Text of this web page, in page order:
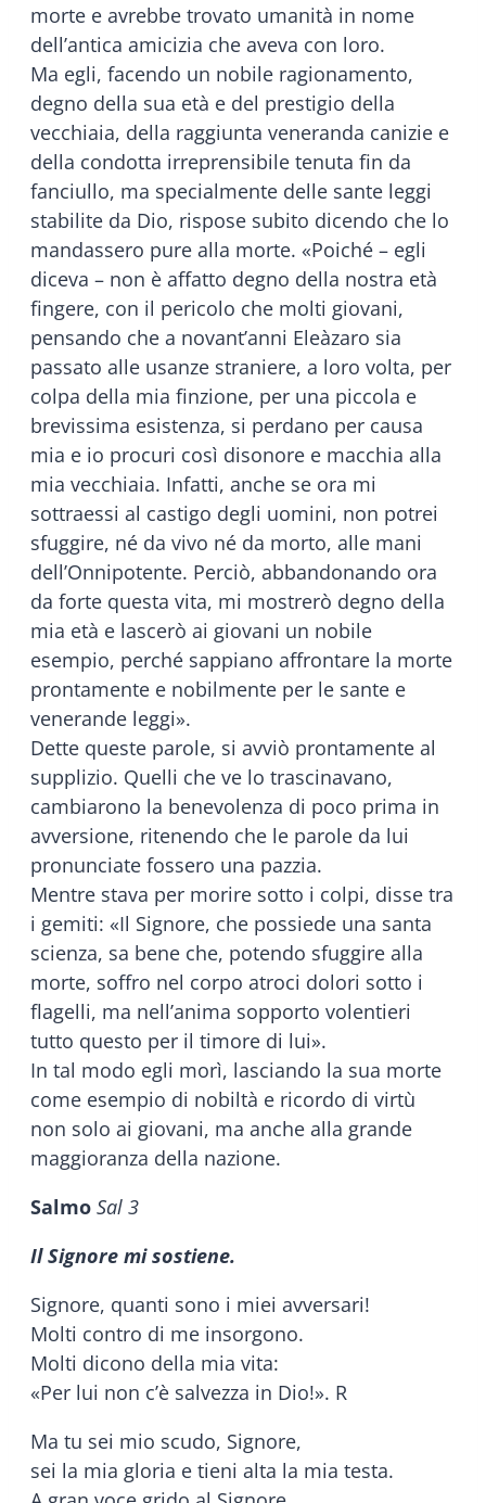
morte e avrebbe trovato umanità in nome
dell’antica amicizia che aveva con loro.
Ma egli, facendo un nobile ragionamento,
degno della sua età e del prestigio della
vecchiaia, della raggiunta veneranda canizie e
della condotta irreprensibile tenuta fin da
fanciullo, ma specialmente delle sante leggi
stabilite da Dio, rispose subito dicendo che lo
mandassero pure alla morte. «Poiché – egli
diceva – non è affatto degno della nostra età
fingere, con il pericolo che molti giovani,
pensando che a novant’anni Eleàzaro sia
passato alle usanze straniere, a loro volta, per
colpa della mia finzione, per una piccola e
brevissima esistenza, si perdano per causa
mia e io procuri così disonore e macchia alla
mia vecchiaia. Infatti, anche se ora mi
sottraessi al castigo degli uomini, non potrei
sfuggire, né da vivo né da morto, alle mani
dell’Onnipotente. Perciò, abbandonando ora
da forte questa vita, mi mostrerò degno della
mia età e lascerò ai giovani un nobile
esempio, perché sappiano affrontare la morte
prontamente e nobilmente per le sante e
venerande leggi».
Dette queste parole, si avviò prontamente al
supplizio. Quelli che ve lo trascinavano,
cambiarono la benevolenza di poco prima in
avversione, ritenendo che le parole da lui
pronunciate fossero una pazzia.
Mentre stava per morire sotto i colpi, disse tra
i gemiti: «Il Signore, che possiede una santa
scienza, sa bene che, potendo sfuggire alla
morte, soffro nel corpo atroci dolori sotto i
flagelli, ma nell’anima sopporto volentieri
tutto questo per il timore di lui».
In tal modo egli morì, lasciando la sua morte
come esempio di nobiltà e ricordo di virtù
non solo ai giovani, ma anche alla grande
maggioranza della nazione.
Salmo Sal 3
Il Signore mi sostiene.
Signore, quanti sono i miei avversari!
Molti contro di me insorgono.
Molti dicono della mia vita:
«Per lui non c’è salvezza in Dio!». R
Ma tu sei mio scudo, Signore,
sei la mia gloria e tieni alta la mia testa.